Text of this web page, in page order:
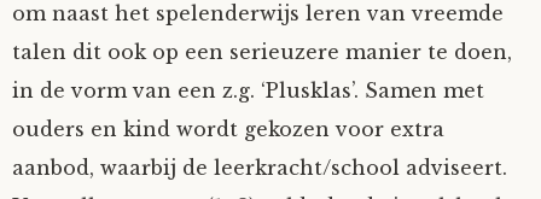
om naast het spelenderwijs leren van vreemde
talen dit ook op een serieuzere manier te doen,
in de vorm van een z.g. ‘Plusklas’. Samen met
ouders en kind wordt gekozen voor extra
aanbod, waarbij de leerkracht/school adviseert.